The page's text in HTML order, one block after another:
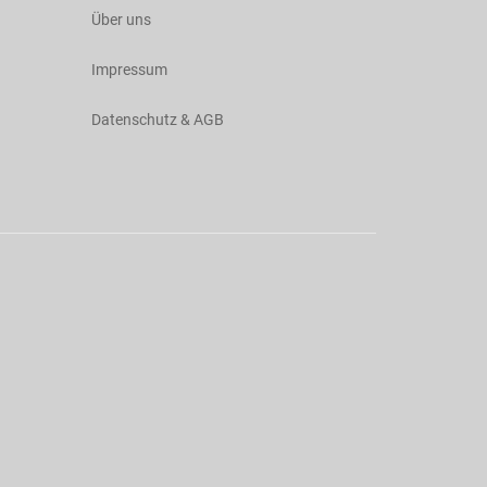
Über uns
Impressum
Datenschutz & AGB